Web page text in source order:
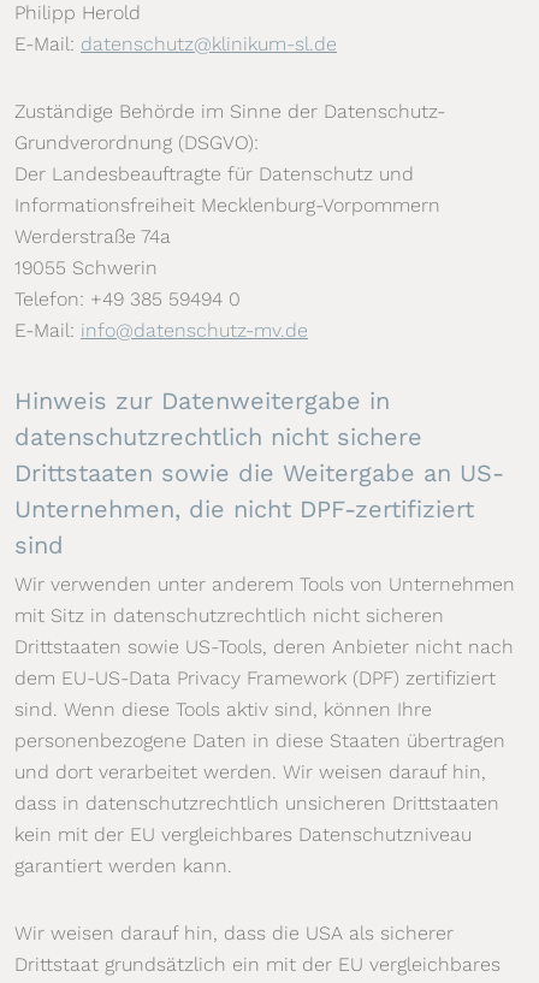
Philipp Herold
E-Mail: datenschutz@klinikum-sl.de
Zuständige Behörde im Sinne der Datenschutz-
Grundverordnung (DSGVO):
Der Landesbeauftragte für Datenschutz und
Informationsfreiheit Mecklenburg-Vorpommern
Werderstraße 74a
19055 Schwerin
Telefon: +49 385 59494 0
E-Mail: info@datenschutz-mv.de
Hinweis zur Datenweitergabe in
datenschutzrechtlich nicht sichere
Drittstaaten sowie die Weitergabe an US-
Unternehmen, die nicht DPF-zertifiziert
sind
Wir verwenden unter anderem Tools von Unternehmen
mit Sitz in datenschutzrechtlich nicht sicheren
Drittstaaten sowie US-Tools, deren Anbieter nicht nach
dem EU-US-Data Privacy Framework (DPF) zertifiziert
sind. Wenn diese Tools aktiv sind, können Ihre
personenbezogene Daten in diese Staaten übertragen
und dort verarbeitet werden. Wir weisen darauf hin,
dass in datenschutzrechtlich unsicheren Drittstaaten
kein mit der EU vergleichbares Datenschutzniveau
garantiert werden kann.
Wir weisen darauf hin, dass die USA als sicherer
Drittstaat grundsätzlich ein mit der EU vergleichbares